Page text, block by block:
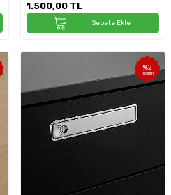
1.500,00 TL
Sepete Ekle
%2
İndirim